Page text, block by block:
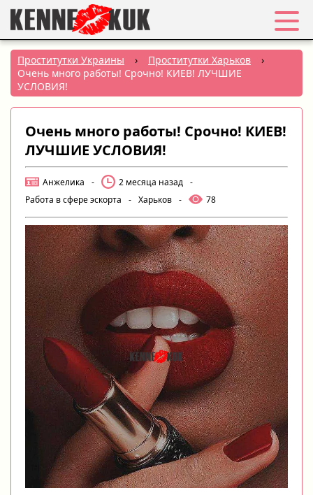
Избранное
Города:
РУС
УКР
Создать объявление
Проститутки Украины › Проститутки Харьков
›
Очень много работы! Срочно! КИЕВ! ЛУЧШИЕ
УСЛОВИЯ!
Очень много работы! Срочно! КИЕВ!
ЛУЧШИЕ УСЛОВИЯ!
Анжелика - 2 месяца назад -
Работа в сфере эскорта
- Харьков - 78